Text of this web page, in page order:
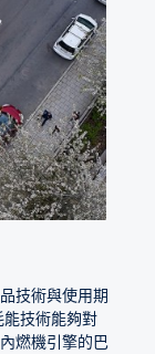
技術與使用期
技術能夠對
燃機引擎的巴